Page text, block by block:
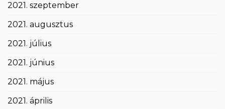
2021. szeptember
2021. augusztus
2021. július
2021. június
2021. május
2021. április